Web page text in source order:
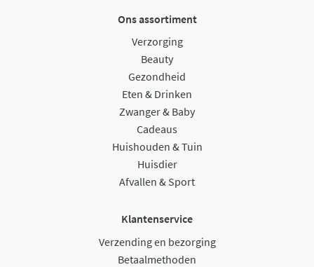
Ons assortiment
Verzorging
Beauty
Gezondheid
Eten & Drinken
Zwanger & Baby
Cadeaus
Huishouden & Tuin
Huisdier
Afvallen & Sport
Klantenservice
Verzending en bezorging
Betaalmethoden